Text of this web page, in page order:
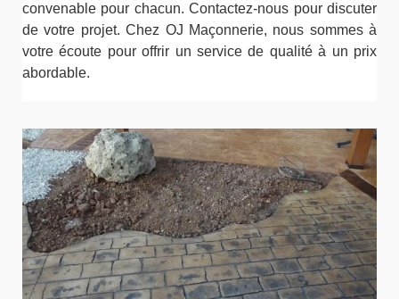
convenable pour chacun. Contactez-nous pour discuter
de votre projet. Chez OJ Maçonnerie, nous sommes à
votre écoute pour offrir un service de qualité à un prix
abordable.